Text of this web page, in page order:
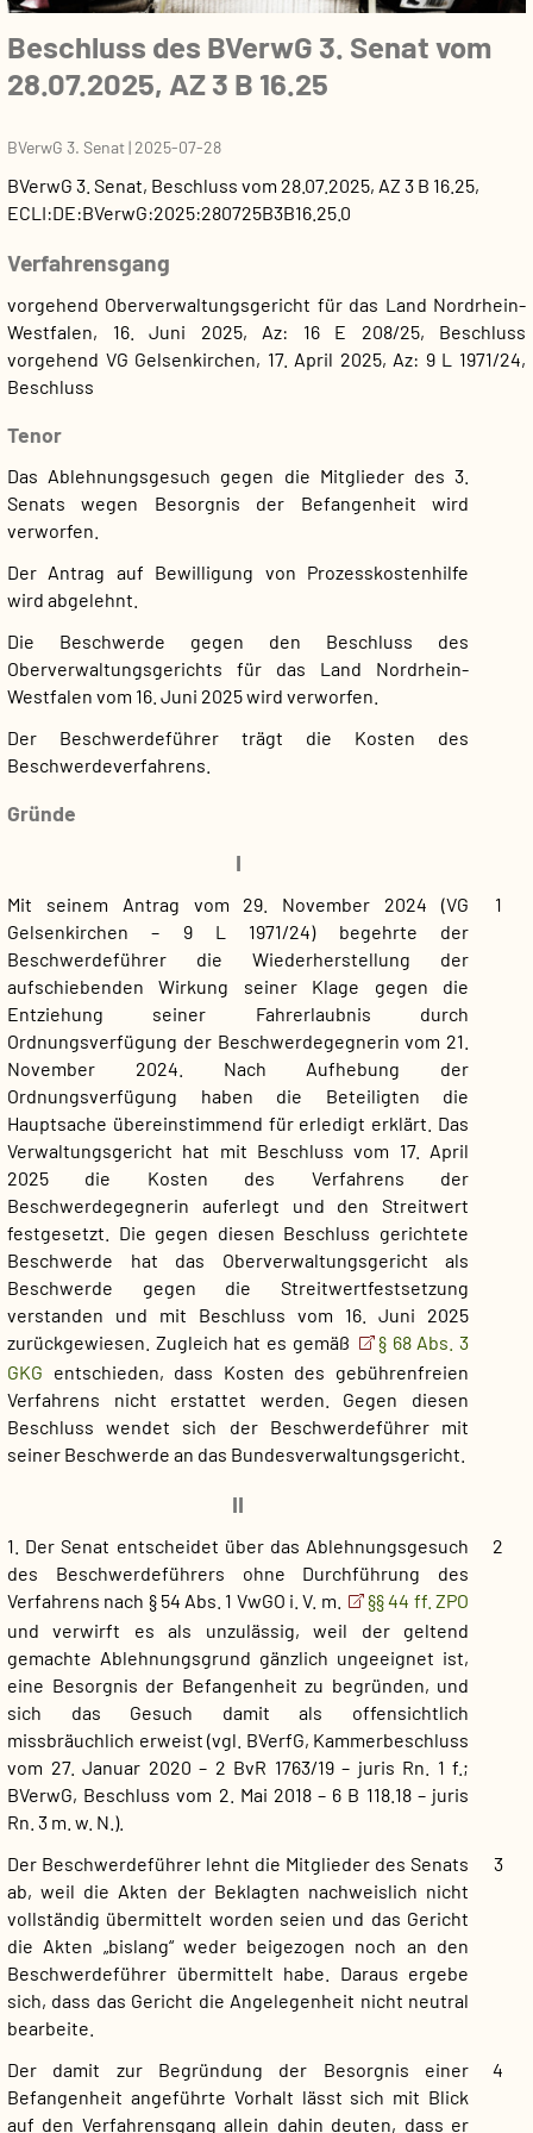
Beschluss des BVerwG 3. Senat vom
28.07.2025, AZ 3 B 16.25
BVerwG 3. Senat|2025-07-28
BVerwG 3. Senat, Beschluss vom 28.07.2025, AZ 3 B 16.25,
ECLI:DE:BVerwG:2025:280725B3B16.25.0
Verfahrensgang
vorgehend Oberverwaltungsgericht für das Land Nordrhein-
Westfalen, 16. Juni 2025, Az: 16 E 208/25, Beschluss
vorgehend VG Gelsenkirchen, 17. April 2025, Az: 9 L 1971/24,
Beschluss
Tenor
Das Ablehnungsgesuch gegen die Mitglieder des 3.
Senats wegen Besorgnis der Befangenheit wird
verworfen.
Der Antrag auf Bewilligung von Prozesskostenhilfe
wird abgelehnt.
Die Beschwerde gegen den Beschluss des
Oberverwaltungsgerichts für das Land Nordrhein-
Westfalen vom 16. Juni 2025 wird verworfen.
Der Beschwerdeführer trägt die Kosten des
Beschwerdeverfahrens.
Gründe
I
1
Mit seinem Antrag vom 29. November 2024 (VG
Gelsenkirchen – 9 L 1971/24) begehrte der
Beschwerdeführer die Wiederherstellung der
aufschiebenden Wirkung seiner Klage gegen die
Entziehung seiner Fahrerlaubnis durch
Ordnungsverfügung der Beschwerdegegnerin vom 21.
November 2024. Nach Aufhebung der
Ordnungsverfügung haben die Beteiligten die
Hauptsache übereinstimmend für erledigt erklärt. Das
Verwaltungsgericht hat mit Beschluss vom 17. April
2025 die Kosten des Verfahrens der
Beschwerdegegnerin auferlegt und den Streitwert
festgesetzt. Die gegen diesen Beschluss gerichtete
Beschwerde hat das Oberverwaltungsgericht als
Beschwerde gegen die Streitwertfestsetzung
verstanden und mit Beschluss vom 16. Juni 2025
zurückgewiesen. Zugleich hat es gemäß
§ 68 Abs. 3
GKG entschieden, dass Kosten des gebührenfreien
Verfahrens nicht erstattet werden. Gegen diesen
Beschluss wendet sich der Beschwerdeführer mit
seiner Beschwerde an das Bundesverwaltungsgericht.
II
2
1. Der Senat entscheidet über das Ablehnungsgesuch
des Beschwerdeführers ohne Durchführung des
Verfahrens nach § 54 Abs. 1 VwGO i. V. m.
§§ 44 ff. ZPO
und verwirft es als unzulässig, weil der geltend
gemachte Ablehnungsgrund gänzlich ungeeignet ist,
eine Besorgnis der Befangenheit zu begründen, und
sich das Gesuch damit als offensichtlich
missbräuchlich erweist (vgl. BVerfG, Kammerbeschluss
vom 27. Januar 2020 – 2 BvR 1763/19 – juris Rn. 1 f.;
BVerwG, Beschluss vom 2. Mai 2018 – 6 B 118.18 – juris
Rn. 3 m. w. N.).
3
Der Beschwerdeführer lehnt die Mitglieder des Senats
ab, weil die Akten der Beklagten nachweislich nicht
vollständig übermittelt worden seien und das Gericht
die Akten „bislang“ weder beigezogen noch an den
Beschwerdeführer übermittelt habe. Daraus ergebe
sich, dass das Gericht die Angelegenheit nicht neutral
bearbeite.
4
Der damit zur Begründung der Besorgnis einer
Befangenheit angeführte Vorhalt lässt sich mit Blick
auf den Verfahrensgang allein dahin deuten, dass er